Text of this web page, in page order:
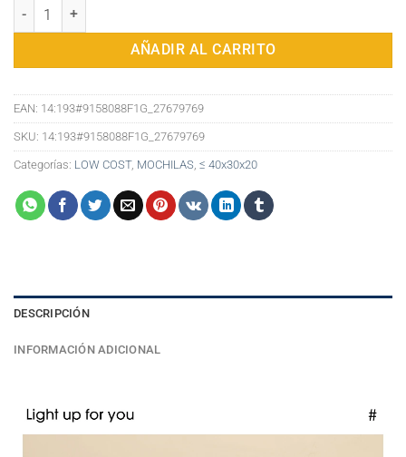
Mochila Estilo Preppy para Mujer: Alta Capacidad, Antirrobo y
AÑADIR AL CARRITO
EAN: 14:193#9158088F1G_27679769
SKU: 14:193#9158088F1G_27679769
Categorías: LOW COST, MOCHILAS, ≤ 40x30x20
DESCRIPCIÓN
INFORMACIÓN ADICIONAL